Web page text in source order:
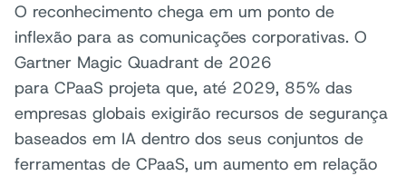
O reconhecimento chega em um ponto de
inflexão para as comunicações corporativas. O
Gartner Magic Quadrant de 2026
para CPaaS projeta que, até 2029, 85% das
empresas globais exigirão recursos de segurança
baseados em IA dentro dos seus conjuntos de
ferramentas de CPaaS, um aumento em relação